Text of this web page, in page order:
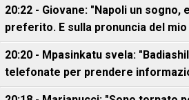
20:22 - Giovane: "Napoli un sogno,
preferito. E sulla pronuncia del mio
20:20 - Mpasinkatu svela:
telefonate per prendere